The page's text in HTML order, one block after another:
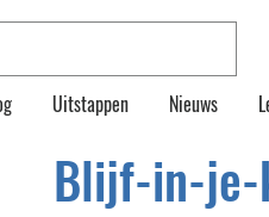
Uitstappen Nieuws
Blijf-in-